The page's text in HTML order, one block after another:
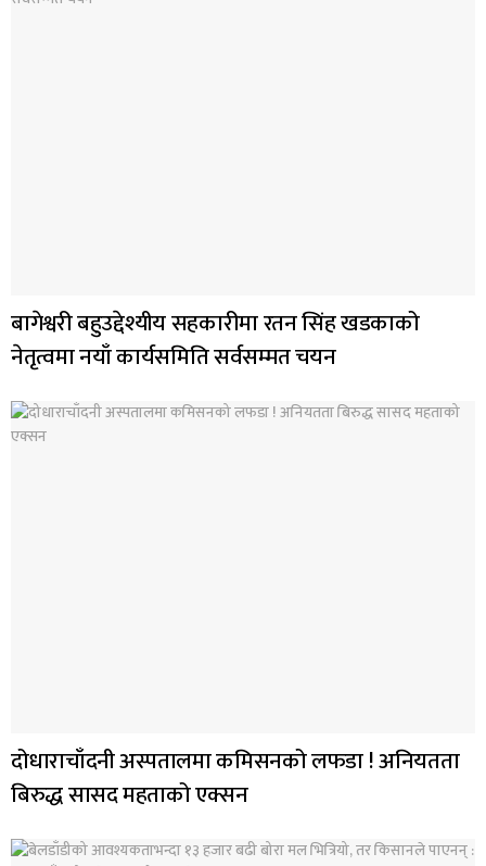
बागेश्वरी बहुउद्देश्यीय सहकारीमा रतन सिंह खडकाको
नेतृत्वमा नयाँ कार्यसमिति सर्वसम्मत चयन
दोधाराचाँदनी अस्पतालमा कमिसनको लफडा ! अनियतता
बिरुद्ध सासद महताको एक्सन